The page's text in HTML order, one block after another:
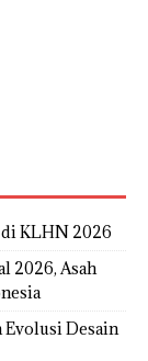
di KLHN 2026
2026, Asah
Evolusi Desain